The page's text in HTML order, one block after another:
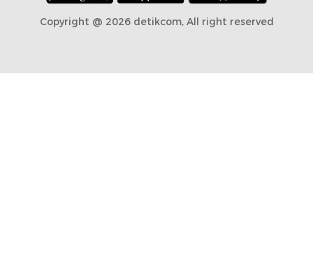
Copyright @ 2026 detikcom, All right reserved